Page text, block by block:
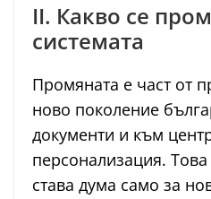
II. Какво се
системата
Промяната е част от
ново поколение
документи и към
персонализация.
става дума само за